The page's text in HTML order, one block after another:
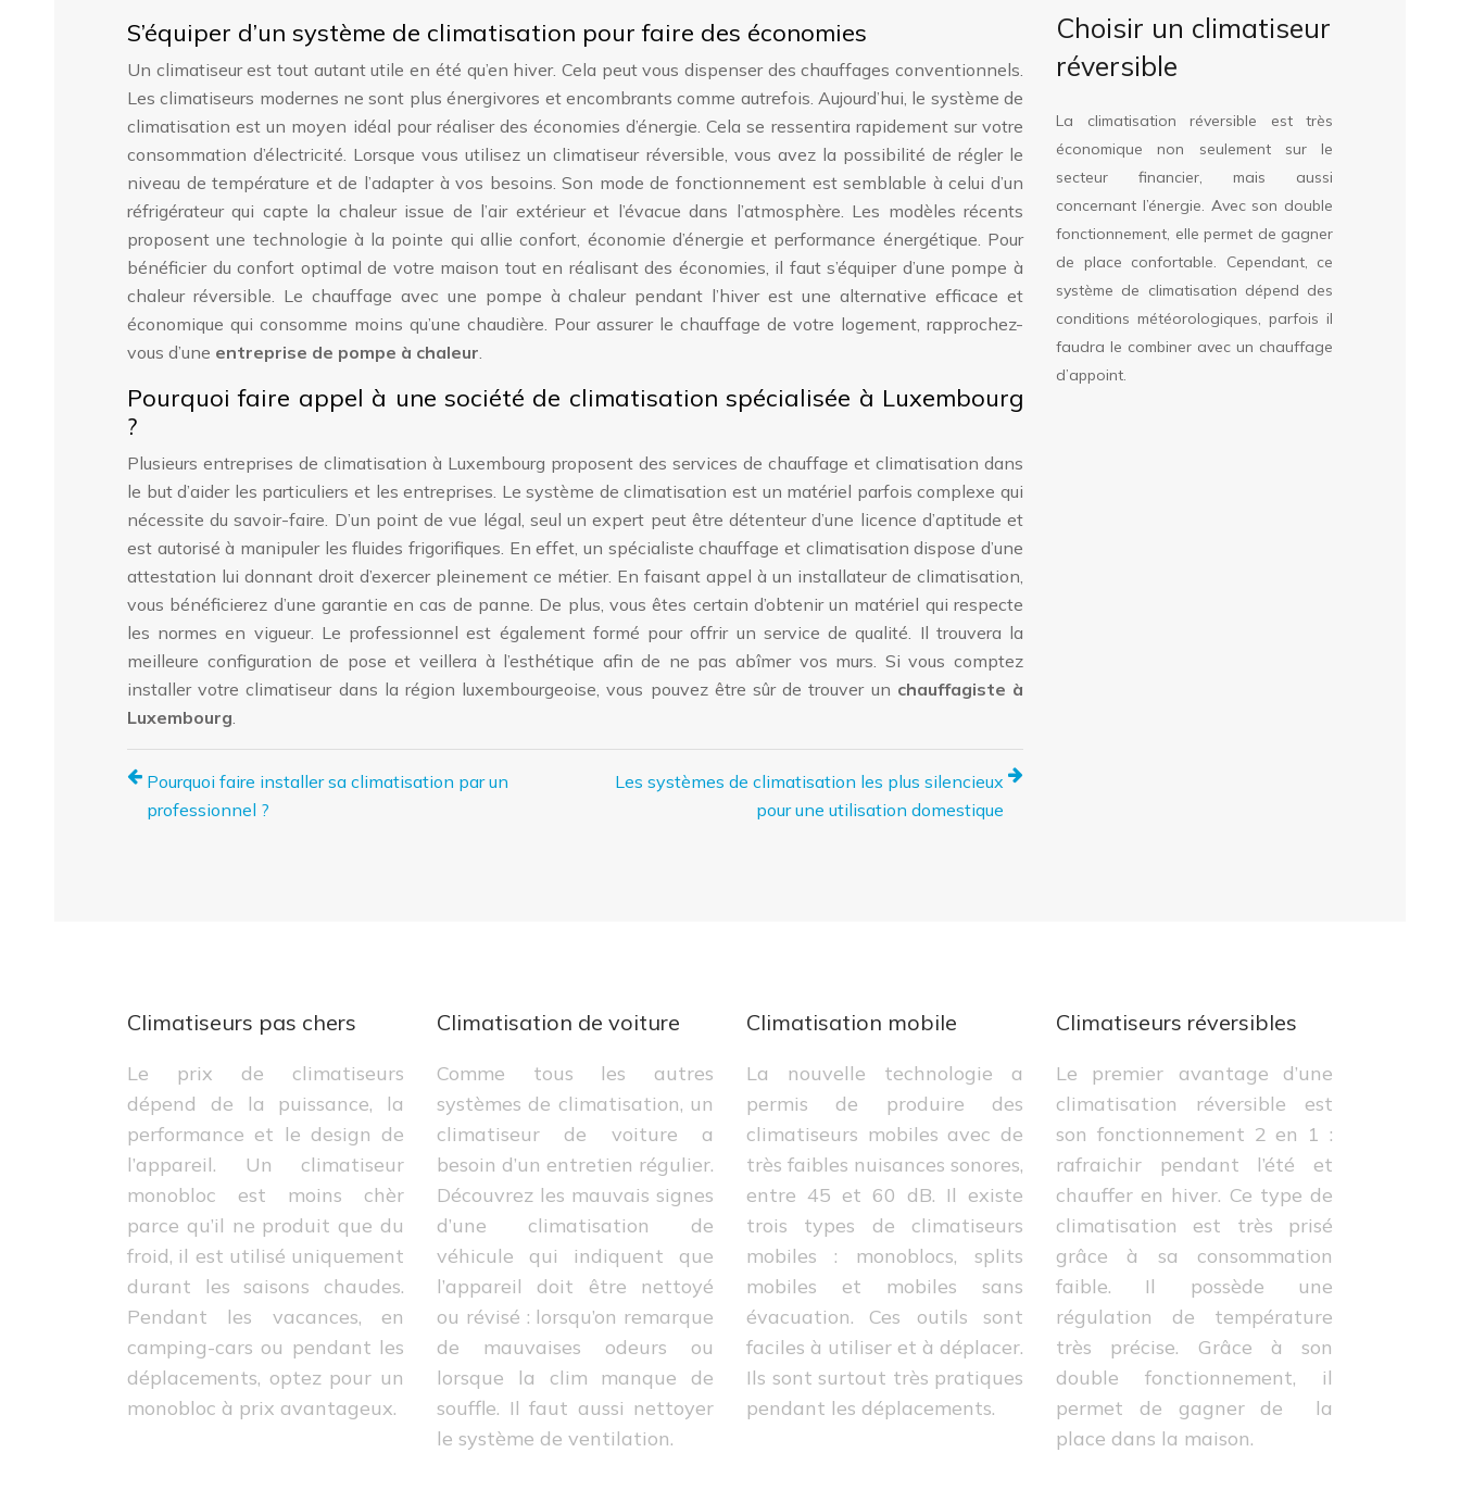
S’équiper d’un système de climatisation pour faire des économies
Un climatiseur est tout autant utile en été qu’en hiver. Cela peut vous dispenser des chauffages conventionnels.
Les climatiseurs modernes ne sont plus énergivores et encombrants comme autrefois. Aujourd’hui, le système de
climatisation est un moyen idéal pour réaliser des économies d’énergie. Cela se ressentira rapidement sur votre
consommation d’électricité. Lorsque vous utilisez un climatiseur réversible, vous avez la possibilité de régler le
niveau de température et de l’adapter à vos besoins. Son mode de fonctionnement est semblable à celui d’un
réfrigérateur qui capte la chaleur issue de l’air extérieur et l’évacue dans l’atmosphère. Les modèles récents
proposent une technologie à la pointe qui allie confort, économie d’énergie et performance énergétique. Pour
bénéficier du confort optimal de votre maison tout en réalisant des économies, il faut s’équiper d’une pompe à
chaleur réversible. Le chauffage avec une pompe à chaleur pendant l’hiver est une alternative efficace et
économique qui consomme moins qu’une chaudière. Pour assurer le chauffage de votre logement, rapprochez-
vous d’une entreprise de pompe à chaleur.
Pourquoi faire appel à une société de climatisation spécialisée à Luxembourg
?
Plusieurs entreprises de climatisation à Luxembourg proposent des services de chauffage et climatisation dans
le but d’aider les particuliers et les entreprises. Le système de climatisation est un matériel parfois complexe qui
nécessite du savoir-faire. D’un point de vue légal, seul un expert peut être détenteur d’une licence d’aptitude et
est autorisé à manipuler les fluides frigorifiques. En effet, un spécialiste chauffage et climatisation dispose d’une
attestation lui donnant droit d’exercer pleinement ce métier. En faisant appel à un installateur de climatisation,
vous bénéficierez d’une garantie en cas de panne. De plus, vous êtes certain d’obtenir un matériel qui respecte
les normes en vigueur. Le professionnel est également formé pour offrir un service de qualité. Il trouvera la
meilleure configuration de pose et veillera à l’esthétique afin de ne pas abîmer vos murs. Si vous comptez
installer votre climatiseur dans la région luxembourgeoise, vous pouvez être sûr de trouver un chauffagiste à
Luxembourg.
Pourquoi faire installer sa climatisation par un
professionnel ?
Les systèmes de climatisation les plus silencieux
pour une utilisation domestique
Choisir un climatiseur
réversible
La climatisation réversible est très
économique non seulement sur le
secteur financier, mais aussi
concernant l’énergie. Avec son double
fonctionnement, elle permet de gagner
de place confortable. Cependant, ce
système de climatisation dépend des
conditions météorologiques, parfois il
faudra le combiner avec un chauffage
d’appoint.
Climatiseurs pas chers
Le prix de climatiseurs
dépend de la puissance, la
performance et le design de
l’appareil. Un climatiseur
monobloc est moins chèr
parce qu’il ne produit que du
froid, il est utilisé uniquement
durant les saisons chaudes.
Pendant les vacances, en
camping-cars ou pendant les
déplacements, optez pour un
monobloc à prix avantageux.
Climatisation de voiture
Comme tous les autres
systèmes de climatisation, un
climatiseur de voiture a
besoin d’un entretien régulier.
Découvrez les mauvais signes
d’une climatisation de
véhicule qui indiquent que
l’appareil doit être nettoyé
ou révisé : lorsqu’on remarque
de mauvaises odeurs ou
lorsque la clim manque de
souffle. Il faut aussi nettoyer
le système de ventilation.
Climatisation mobile
La nouvelle technologie a
permis de produire des
climatiseurs mobiles avec de
très faibles nuisances sonores,
entre 45 et 60 dB. Il existe
trois types de climatiseurs
mobiles : monoblocs, splits
mobiles et mobiles sans
évacuation. Ces outils sont
faciles à utiliser et à déplacer.
Ils sont surtout très pratiques
pendant les déplacements.
Climatiseurs réversibles
Le premier avantage d’une
climatisation réversible est
son fonctionnement 2 en 1 :
rafraichir pendant l’été et
chauffer en hiver. Ce type de
climatisation est très prisé
grâce à sa consommation
faible. Il possède une
régulation de température
très précise. Grâce à son
double fonctionnement, il
permet de gagner de la
place dans la maison.